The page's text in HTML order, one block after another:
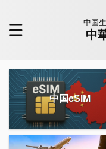
中国
中
中国eSIM